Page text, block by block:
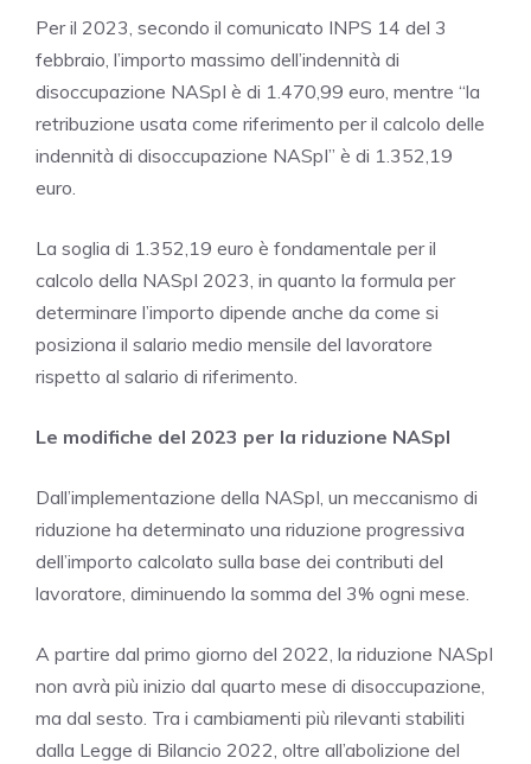
Per il 2023, secondo il comunicato INPS 14 del 3
febbraio, l’importo massimo dell’indennità di
disoccupazione NASpI è di 1.470,99 euro, mentre “la
retribuzione usata come riferimento per il calcolo delle
indennità di disoccupazione NASpI” è di 1.352,19
euro.
La soglia di 1.352,19 euro è fondamentale per il
calcolo della NASpI 2023, in quanto la formula per
determinare l’importo dipende anche da come si
posiziona il salario medio mensile del lavoratore
rispetto al salario di riferimento.
Le modifiche del 2023 per la riduzione NASpI
Dall’implementazione della NASpI, un meccanismo di
riduzione ha determinato una riduzione progressiva
dell’importo calcolato sulla base dei contributi del
lavoratore, diminuendo la somma del 3% ogni mese.
A partire dal primo giorno del 2022, la riduzione NASpI
non avrà più inizio dal quarto mese di disoccupazione,
ma dal sesto. Tra i cambiamenti più rilevanti stabiliti
dalla Legge di Bilancio 2022, oltre all’abolizione del